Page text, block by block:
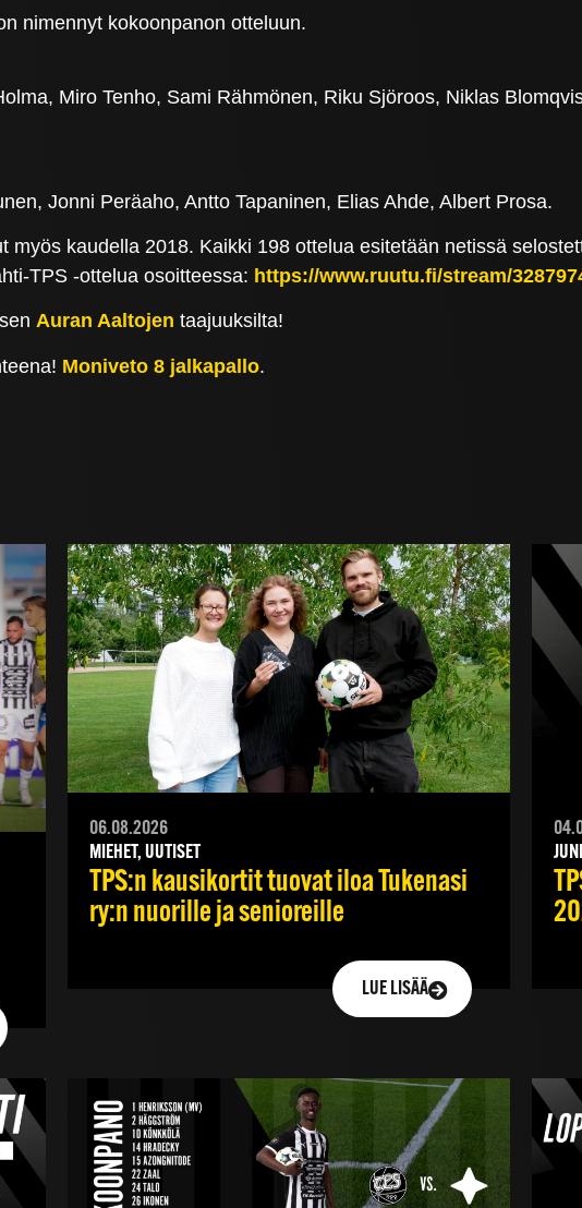
nimennyt kokoonpanon otteluun.
Miro Tenho, Sami Rähmönen, Riku Sjöroos, Niklas
Jonni Peräaho, Antto Tapaninen, Elias Ahde, Albert Prosa.
myös kaudella 2018. Kaikki 198 ottelua esitetään netissä
TPS -ottelua osoitteessa: https://www.ruutu.fi/stream/
Auran Aaltojen taajuuksilta!
Moniveto 8 jalkapallo.
06.08.2026
MIEHET, UUTISET
TPS:n kausikortit tuovat iloa Tukenasi
ry:n nuorille ja senioreille
LUE LISÄÄ